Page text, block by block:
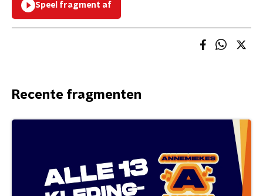
Speel fragment af
Recente fragmenten